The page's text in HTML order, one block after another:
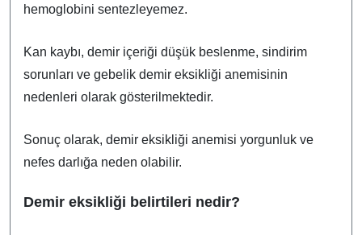
hemoglobini sentezleyemez.
Kan kaybı, demir içeriği düşük beslenme, sindirim
sorunları ve gebelik demir eksikliği anemisinin
nedenleri olarak gösterilmektedir.
Sonuç olarak, demir eksikliği anemisi yorgunluk ve
nefes darlığa neden olabilir.
Demir eksikliği belirtileri nedir?